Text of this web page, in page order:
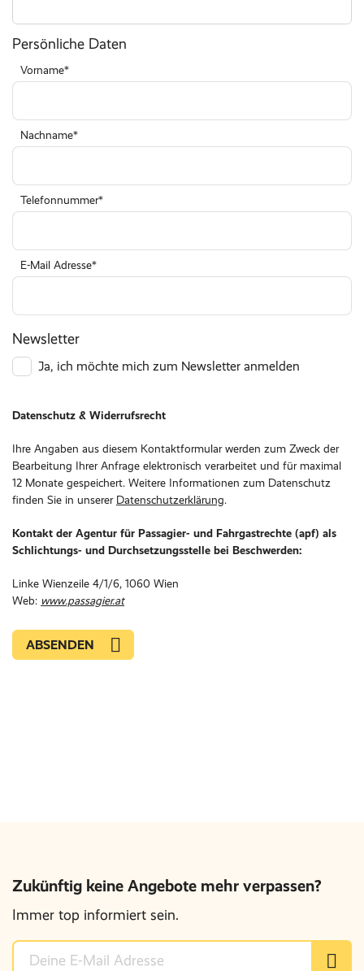
Persönliche Daten
Vorname
Nachname
Telefonnummer
E-Mail Adresse
Newsletter
Ja, ich möchte mich zum Newsletter anmelden
Datenschutz & Widerrufsrecht
Ihre Angaben aus diesem Kontaktformular werden zum Zweck der
Bearbeitung Ihrer Anfrage elektronisch verarbeitet und für maximal
12 Monate gespeichert. Weitere Informationen zum Datenschutz
finden Sie in unserer Datenschutzerklärung.
Kontakt der Agentur für Passagier- und Fahrgastrechte (apf) als
Schlichtungs- und Durchsetzungsstelle bei Beschwerden:
Linke Wienzeile 4/1/6, 1060 Wien
Web: www.passagier.at
Zukünftig keine Angebote mehr verpassen?
Immer top informiert sein.